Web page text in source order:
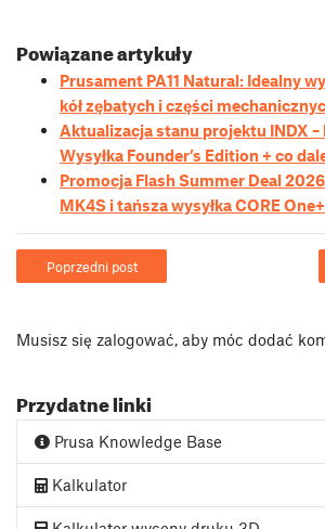
Powiązane artykuły
Prusament PA11 Natural: Idealny
kół zębatych i części
Aktualizacja stanu projektu INDX
Wysyłka Founder’s Edition + co
Promocja Flash Summer Deal
MK4S i tańsza wysyłka CORE
Poprzedni post
Musisz się zalogować, aby móc dodać
Przydatne linki
Prusa Knowledge Base
Kalkulator